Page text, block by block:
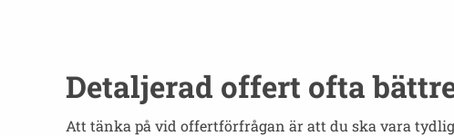
Detaljerad offert ofta
Att tänka på vid offertförfrågan är att du ska vara